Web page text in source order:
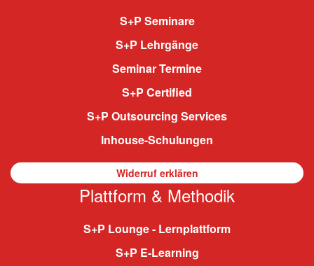
S+P Seminare
S+P Lehrgänge
Seminar Termine
S+P Certified
S+P Outsourcing Services
Inhouse-Schulungen
Widerruf erklären
Plattform & Methodik
S+P Lounge - Lernplattform
S+P E-Learning